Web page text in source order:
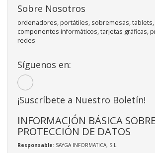
Sobre Nosotros
ordenadores, portátiles, sobremesas,
componentes informáticos, tarjetas gráficas,
redes
Síguenos en:
¡Suscríbete a Nuestro Boletín!
INFORMACIÓN BÁSICA SOBRE
PROTECCIÓN DE DATOS
Responsable: SAYGA INFORMATICA, S.L.